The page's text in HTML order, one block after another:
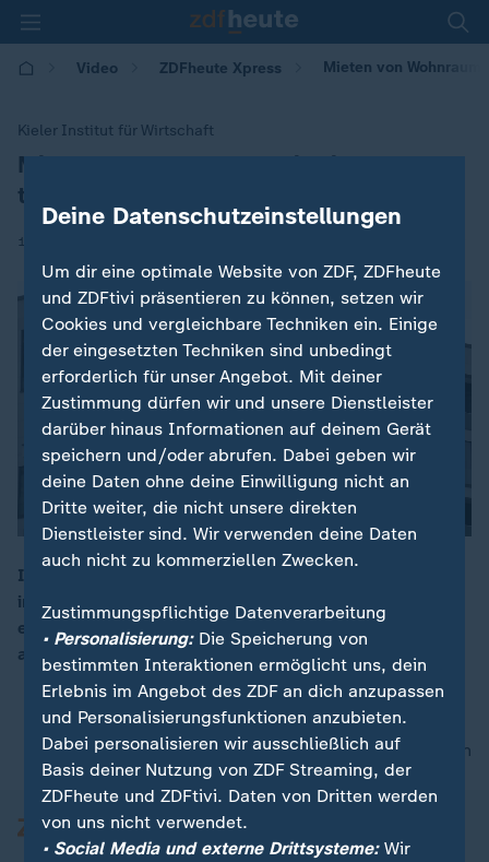
Video ZDFheute Xpress Mieten von
Kieler Institut für Wirtschaft
:Mieten von Wohnraum wird immer
teurer
19.01.2026 | 11:40
00:08
Im Vergleich zum Vorjahr erhöhten sich die Mietpreise
im vergangenen Quartal um 4,5 Prozent. Die Mieten
erhöhten sich rund doppelt so stark wie die
allgemeinen Verbraucherpreise.
nach oben
Deine Datenschutzeinstellungen
Um dir eine optimale Website von ZDF, ZDFheute
und ZDFtivi präsentieren zu können, setzen wir
Cookies und vergleichbare Techniken ein. Einige
der eingesetzten Techniken sind unbedingt
erforderlich für unser Angebot. Mit deiner
Zustimmung dürfen wir und unsere Dienstleister
darüber hinaus Informationen auf deinem Gerät
speichern und/oder abrufen. Dabei geben wir
deine Daten ohne deine Einwilligung nicht an
Dritte weiter, die nicht unsere direkten
Dienstleister sind. Wir verwenden deine Daten
auch nicht zu kommerziellen Zwecken.
Zustimmungspflichtige Datenverarbeitung
• Personalisierung:Die Speicherung von
bestimmten Interaktionen ermöglicht uns, dein
Erlebnis im Angebot des ZDF an dich anzupassen
und Personalisierungsfunktionen anzubieten.
Dabei personalisieren wir ausschließlich auf
Basis deiner Nutzung von ZDF Streaming, der
ZDFheute und ZDFtivi. Daten von Dritten werden
von uns nicht verwendet.
• Social Media und externe Drittsysteme:Wir